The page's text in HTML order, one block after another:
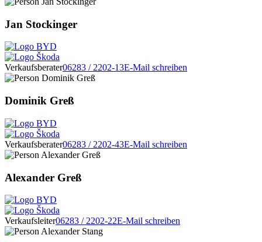
Jan Stockinger
Verkaufsberater06283 / 2202-13E-Mail schreiben
Dominik Greß
Verkaufsberater06283 / 2202-43E-Mail schreiben
Alexander Greß
Verkaufsleiter06283 / 2202-22E-Mail schreiben